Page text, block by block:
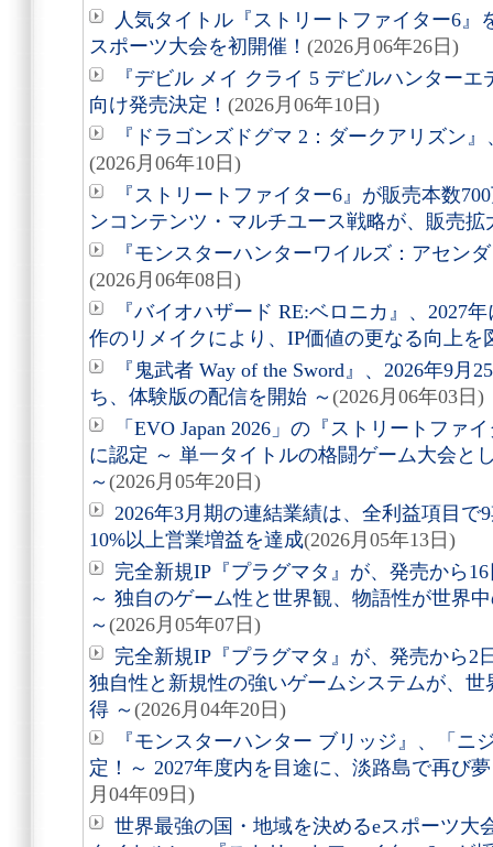
人気タイトル『ストリートファイター6』
スポーツ大会を初開催！ (2026月06年26日)
『デビル メイ クライ 5 デビルハンターエ
向け発売決定！ (2026月06年10日)
『ドラゴンズドグマ 2：ダークアリズン
(2026月06年10日)
『ストリートファイター6』が販売本数
ンコンテンツ・マルチユース戦略が、販売拡
『モンスターハンターワイルズ：アセン
(2026月06年08日)
『バイオハザード RE:ベロニカ』、2027
作のリメイクにより、IP価値の更なる向上を
『鬼武者 Way of the Sword』、2026年9
ち、体験版の配信を開始 ～ (2026月06年03日)
「EVO Japan 2026」の『ストリートファ
に認定 ～ 単一タイトルの格闘ゲーム大会と
～ (2026月05年20日)
2026年3月期の連結業績は、全利益項目で
10%以上営業増益を達成(2026月05年13日)
完全新規IP『プラグマタ』が、発売から
～ 独自のゲーム性と世界観、物語性が世界
～ (2026月05年07日)
完全新規IP『プラグマタ』が、発売から2
独自性と新規性の強いゲームシステムが、
得 ～ (2026月04年20日)
『モンスターハンター ブリッジ』、「ニ
定！～ 2027年度内を目途に、淡路島で再び
月04年09日)
世界最強の国・地域を決めるeスポーツ大